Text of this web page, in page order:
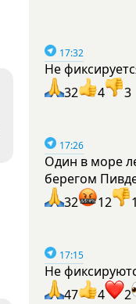
17:32
Не
32
4 3
17:26
Один в море
берегом
32
12 1
17:15
Не
47
4 2